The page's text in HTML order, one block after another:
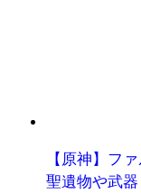
【原神】フ
聖遺物や武